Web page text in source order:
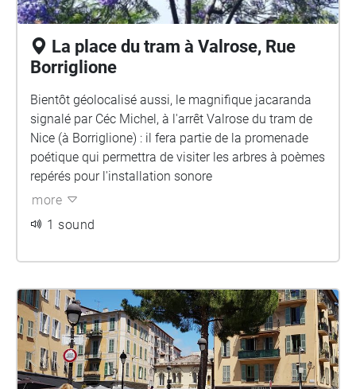
La place du tram à Valrose, Rue
Borriglione
Bientôt géolocalisé aussi, le magnifique jacaranda
signalé par Céc Michel, à l'arrêt Valrose du tram de
Nice (à Borriglione) : il fera partie de la promenade
poétique qui permettra de visiter les arbres à poèmes
repérés pour l'installation sonore
more
1 sound